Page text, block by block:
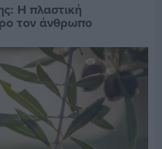
Η πλαστική
τον άνθρωπο